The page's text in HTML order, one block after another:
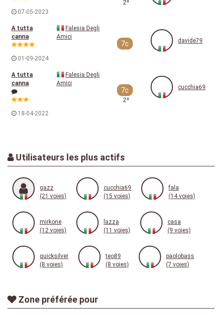
07-05-2023
2º
A tutta
canna
01-09-2024
Falesia Degli
Amici
7c davide79
A tutta
canna
18-04-2022
Falesia Degli
Amici
7c
2º
cucchia69
Utilisateurs les plus actifs
gazz
(21 voies)
cucchia69
(15 voies)
fala
(14 voies)
mirkone
(12 voies)
lazza
(11 voies)
casa
(9 voies)
quicksilver
(8 voies)
teo89
(8 voies)
paolobass
(7 voies)
Zone préférée pour